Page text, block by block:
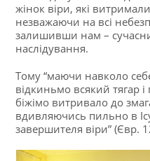
жінок віри, які
незважаючи на всі
залишивши нам –
наслідування.
Тому “маючи навколо
відкиньмо всякий тягар і
біжімо витривало до
вдивляючись пильно в
завершителя віри” (Євр.